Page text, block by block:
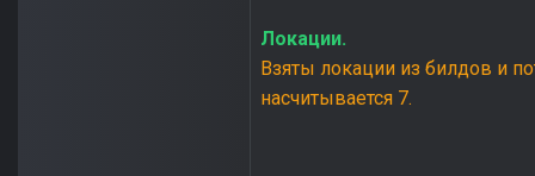
Локации.
Взяты локации из билдов и
насчитывается 7.